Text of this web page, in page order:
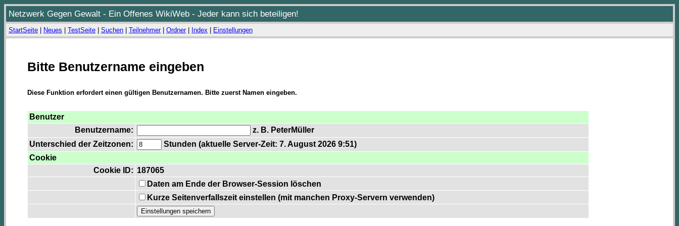
Netzwerk Gegen Gewalt - Ein Offenes WikiWeb - Jeder kann sich beteiligen!
StartSeite Neues TestSeite Suchen Teilnehmer| Ordner| Index Einstellungen
Bitte Benutzername eingeben
Diese Funktion erfordert einen gültigen Benutzernamen. Bitte zuerst Namen eingeben.
Benutzer
Benutzername:
z. B. PeterMüller
Unterschied der Zeitzonen:
Stunden (aktuelle Server-Zeit: 7. August 2026 9:51)
Cookie
Cookie ID: 187065
Daten am Ende der Browser-Session löschen
Kurze Seitenverfallszeit einstellen (mit manchen Proxy-Servern verwenden)